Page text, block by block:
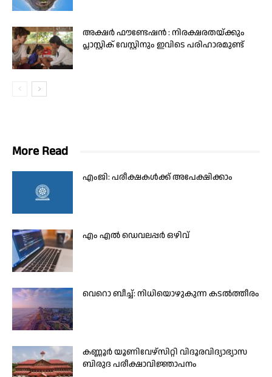
അക്ഷർ ഫൗണ്ടേഷൻ : നിരക്ഷരതയ്ക്കും
പ്ലാസ്റ്റിക് വേസ്റ്റിനും ഇവിടെ പരിഹാരമുണ്ട്
More Read
എംജി: പരീക്ഷകൾക്ക് അപേക്ഷിക്കാം
എം എൽ ഡെവലപ്പർ ഒഴിവ്
വെറൊ ബീച്ച്: നിധിയൊഴുകുന്ന കടല്‍ത്തീരം
കണ്ണൂർ യൂണിവേഴ്സിറ്റി വിദൂരവിദ്യാഭ്യാസ
ബിരുദ പരീക്ഷാവിജ്ഞാപനം